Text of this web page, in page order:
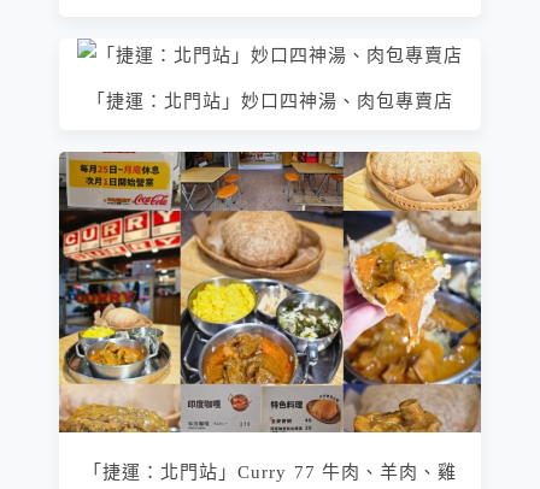
「捷運：北門站」妙口四神湯、肉包專賣店
「捷運：北門站」Curry 77 牛肉、羊肉、雞